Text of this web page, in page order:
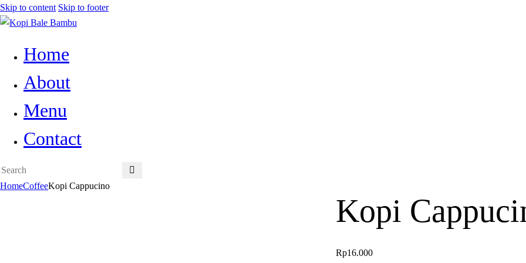
Skip to content Skip to footer
Home
About
Menu
Contact
HomeCoffeeKopi Cappucino
Kopi
Rp16.000